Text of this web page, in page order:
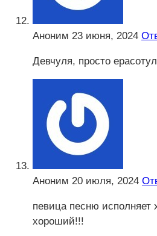
Аноним 23 июня, 2024
Девчуля, просто
Аноним 20 июля, 2024
певица песню исполняет
хороший!!!